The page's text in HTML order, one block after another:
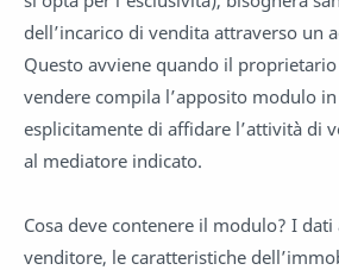
dell’incarico di vendita attraverso un
Questo avviene quando il
vendere compila l’apposito modulo
esplicitamente di affidare l’attività di
al mediatore indicato.
Cosa deve contenere il modulo? I
venditore, le caratteristiche